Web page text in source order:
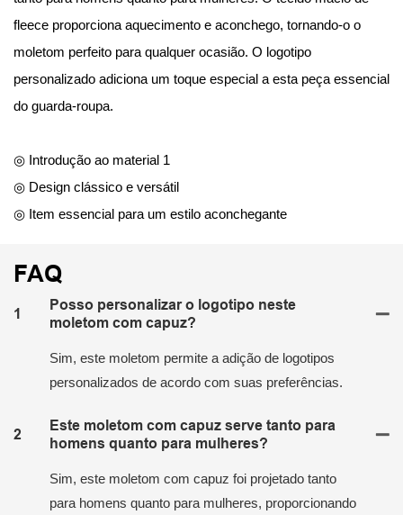
fleece proporciona aquecimento e aconchego, tornando-o o
moletom perfeito para qualquer ocasião. O logotipo
personalizado adiciona um toque especial a esta peça essencial
do guarda-roupa.
◎ Introdução ao material 1
◎ Design clássico e versátil
◎ Item essencial para um estilo aconchegante
FAQ
1
Posso personalizar o logotipo neste
moletom com capuz?
Sim, este moletom permite a adição de logotipos
personalizados de acordo com suas preferências.
2
Este moletom com capuz serve tanto para
homens quanto para mulheres?
Sim, este moletom com capuz foi projetado tanto
para homens quanto para mulheres, proporcionando